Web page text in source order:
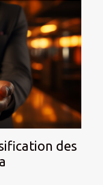
des